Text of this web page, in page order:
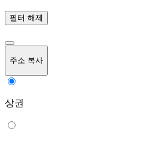
필터 해제
주소 복사
상권